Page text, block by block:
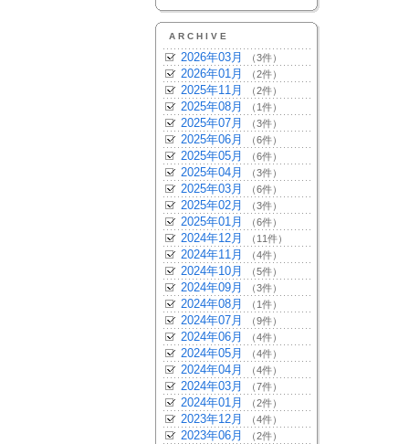
ARCHIVE
2026年03月 （3件）
2026年01月 （2件）
2025年11月 （2件）
2025年08月 （1件）
2025年07月 （3件）
2025年06月 （6件）
2025年05月 （6件）
2025年04月 （3件）
2025年03月 （6件）
2025年02月 （3件）
2025年01月 （6件）
2024年12月 （11件）
2024年11月 （4件）
2024年10月 （5件）
2024年09月 （3件）
2024年08月 （1件）
2024年07月 （9件）
2024年06月 （4件）
2024年05月 （4件）
2024年04月 （4件）
2024年03月 （7件）
2024年01月 （2件）
2023年12月 （4件）
2023年06月 （2件）